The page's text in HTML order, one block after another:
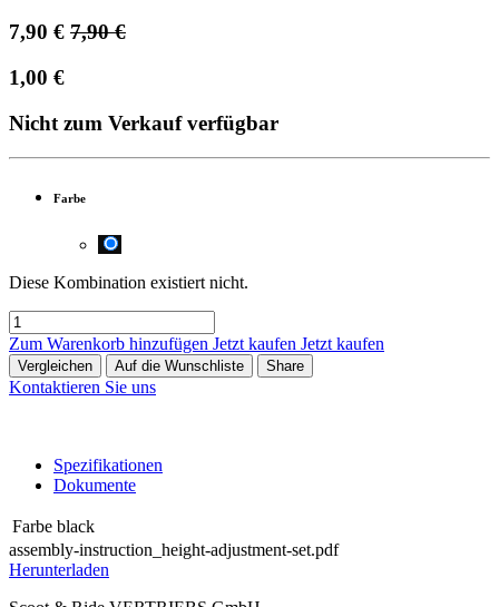
7,90 € 7,90€
1,00 €
Nicht zum Verkauf verfügbar
Farbe
Diese Kombination existiert nicht.
Zum Warenkorb hinzufügen Jetzt kaufen Jetzt kaufen
Vergleichen Auf die Wunschliste Share
Kontaktieren Sie uns
Spezifikationen
Dokumente
Farbe black
assembly-instruction_height-adjustment-set.pdf
Herunterladen